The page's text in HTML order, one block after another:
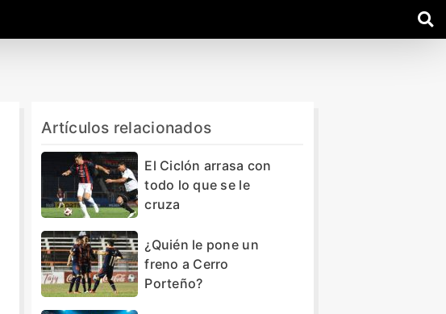
Artículos relacionados
El Ciclón arrasa con
todo lo que se le
cruza
¿Quién le pone un
freno a Cerro
Porteño?